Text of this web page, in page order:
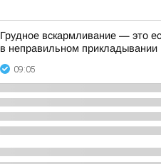
Грудное вскармливание — это
в неправильном прикладывании
09:05